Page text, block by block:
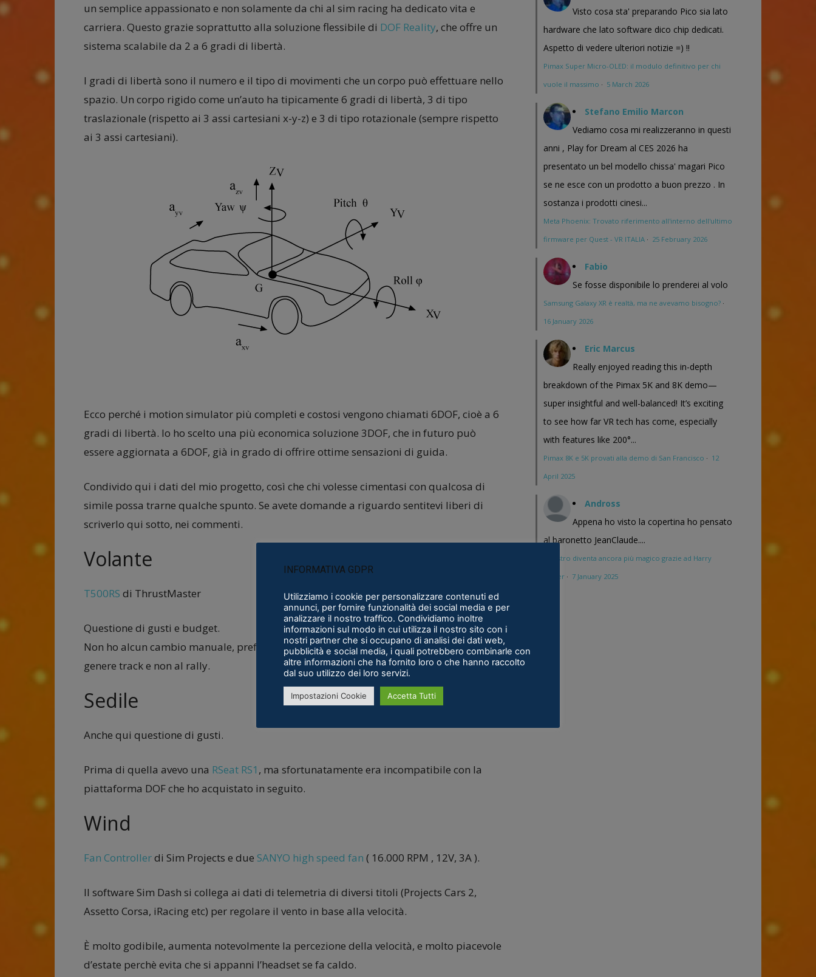
un semplice appassionato e non solamente da chi al sim racing ha dedicato vita e
carriera. Questo grazie soprattutto alla soluzione flessibile di DOF Reality, che offre un
sistema scalabile da 2 a 6 gradi di libertà.
I gradi di libertà sono il numero e il tipo di movimenti che un corpo può effettuare nello
spazio. Un corpo rigido come un’auto ha tipicamente 6 gradi di libertà, 3 di tipo
traslazionale (rispetto ai 3 assi cartesiani x-y-z) e 3 di tipo rotazionale (sempre rispetto
ai 3 assi cartesiani).
Ecco perché i motion simulator più completi e costosi vengono chiamati 6DOF, cioè a 6
gradi di libertà. Io ho scelto una più economica soluzione 3DOF, che in futuro può
essere aggiornata a 6DOF, già in grado di offrire ottime sensazioni di guida.
Condivido qui i dati del mio progetto, così che chi volesse cimentasi con qualcosa di
simile possa trarne qualche spunto. Se avete domande a riguardo sentitevi liberi di
scriverlo qui sotto, nei commenti.
Volante
T500RS di ThrustMaster
Questione di gusti e budget.
Non ho alcun cambio manuale, preferisco il sequenziale essendo più orientato al
genere track e non al rally.
Sedile
Anche qui questione di gusti.
Prima di quella avevo una RSeat RS1 , ma sfortunatamente era incompatibile con la
piattaforma DOF che ho acquistato in seguito.
Wind
Fan Controllerdi Sim Projects e due SANYO high speed fan ( 16.000 RPM , 12V, 3A ).
Il software Sim Dash si collega ai dati di telemetria di diversi titoli (Projects Cars 2,
Assetto Corsa, iRacing etc) per regolare il vento in base alla velocità.
È molto godibile, aumenta notevolmente la percezione della velocità, e molto piacevole
d’estate perchè evita che si appanni l’headset se fa caldo.
Visto cosa sta' preparando Pico sia lato
hardware che lato software dico chip dedicati.
Aspetto di vedere ulteriori notizie =) !!
Pimax Super Micro-OLED: il modulo definitivo per chi
vuole il massimo · 5 March 2026
Stefano Emilio Marcon
Vediamo cosa mi realizzeranno in questi
anni , Play for Dream al CES 2026 ha
presentato un bel modello chissa' magari Pico
se ne esce con un prodotto a buon prezzo . In
sostanza i prodotti cinesi...
Meta Phoenix: Trovato riferimento all'interno dell'ultimo
firmware per Quest - VR ITALIA · 25 February 2026
Fabio
Se fosse disponibile lo prenderei al volo
Samsung Galaxy XR è realtà, ma ne avevamo bisogno? ·
16 January 2026
Eric Marcus
Really enjoyed reading this in-depth
breakdown of the Pimax 5K and 8K demo—
super insightful and well-balanced! It’s exciting
to see how far VR tech has come, especially
with features like 200°...
Pimax 8K e 5K provati alla demo di San Francisco · 12
April 2025
Andross
Appena ho visto la copertina ho pensato
al baronetto JeanClaude....
Maestro diventa ancora più magico grazie ad Harry
Potter · 7 January 2025
INFORMATIVA GDPR
Utilizziamo i cookie per personalizzare contenuti ed
annunci, per fornire funzionalità dei social media e per
analizzare il nostro traffico. Condividiamo inoltre
informazioni sul modo in cui utilizza il nostro sito con i
nostri partner che si occupano di analisi dei dati web,
pubblicità e social media, i quali potrebbero combinarle con
altre informazioni che ha fornito loro o che hanno raccolto
dal suo utilizzo dei loro servizi.
Impostazioni Cookie Accetta Tutti